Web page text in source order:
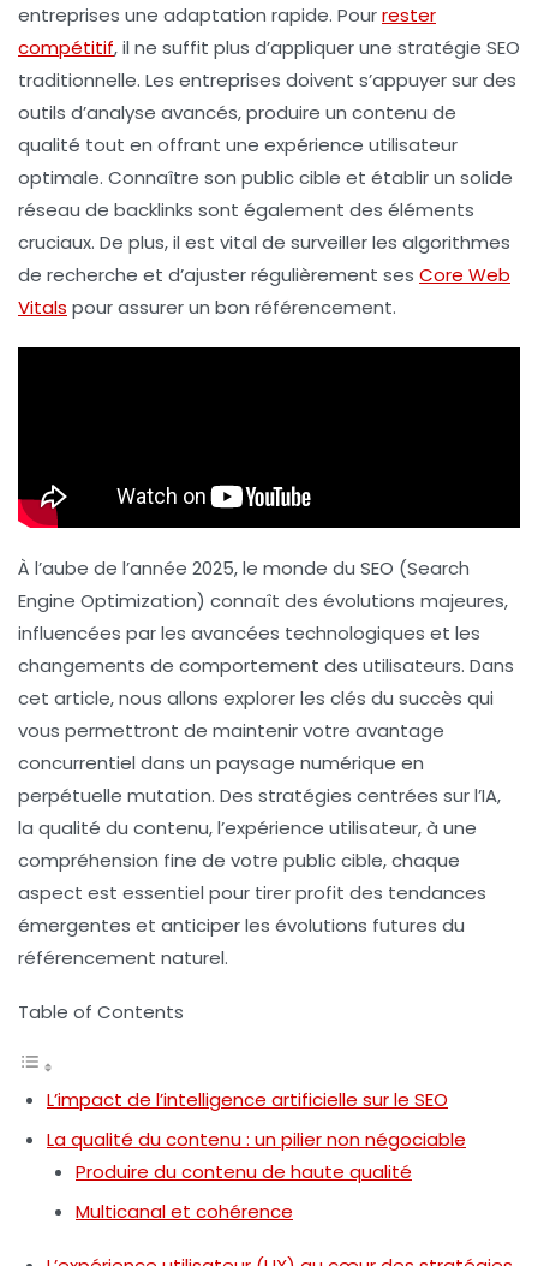
entreprises une adaptation rapide. Pourrester
compétitif, il ne suffit plus d’appliquer une stratégie SEO
traditionnelle. Les entreprises doivent s’appuyer sur des
outils d’analyse avancés, produire un contenu de
qualité tout en offrant une expérience utilisateur
optimale. Connaître son public cible et établir un solide
réseau de backlinks sont également des éléments
cruciaux. De plus, il est vital de surveiller les algorithmes
de recherche et d’ajuster régulièrement ses Core Web
Vitals pour assurer un bon référencement.
À l’aube de l’année 2025, le monde du SEO (Search
Engine Optimization) connaît des évolutions majeures,
influencées par les avancées technologiques et les
changements de comportement des utilisateurs. Dans
cet article, nous allons explorer les clés du succès qui
vous permettront de maintenir votre avantage
concurrentiel dans un paysage numérique en
perpétuelle mutation. Des stratégies centrées sur l’IA,
la qualité du contenu, l’expérience utilisateur, à une
compréhension fine de votre public cible, chaque
aspect est essentiel pour tirer profit des tendances
émergentes et anticiper les évolutions futures du
référencement naturel.
Table of Contents
L’impact de l’intelligence artificielle sur le SEO
La qualité du contenu : un pilier non négociable
Produire du contenu de haute qualité
Multicanal et cohérence